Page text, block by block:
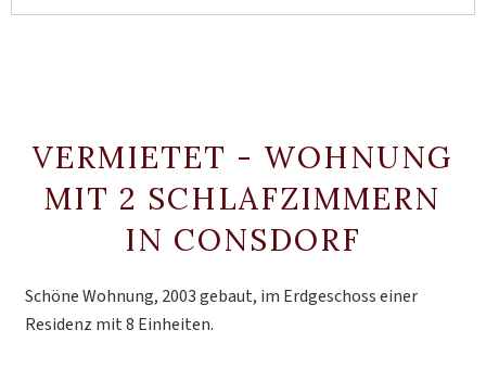
VERMIETET - WOHNUNG
MIT 2 SCHLAFZIMMERN
IN CONSDORF
Schöne Wohnung, 2003 gebaut, im Erdgeschoss einer
Residenz mit 8 Einheiten.